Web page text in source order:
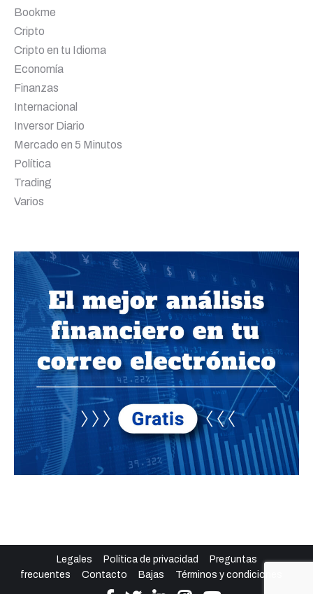
Bookme
Cripto
Cripto en tu Idioma
Economía
Finanzas
Internacional
Inversor Diario
Mercado en 5 Minutos
Política
Trading
Varios
Legales Política de privacidad
Preguntas
frecuentes
Contacto Bajas Términos y condiciones